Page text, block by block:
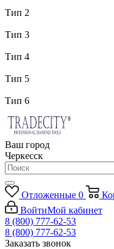
Тип 2
Тип 3
Тип 4
Тип 5
Тип 6
Ваш город
Черкесск
Отложенные 0
ВойтиМой кабинет
8 (800) 777-62-53
8 (800) 777-62-53
Заказать звонок